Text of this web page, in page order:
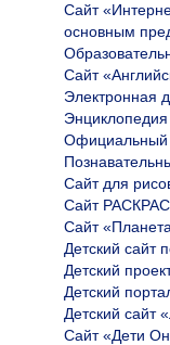
Сайт
основным
Сайт
Электронная
Официальный
Сайт для
Сайт
Сайт
Детский сайт
Детский
Детский
Детский сайт
Сайт «Дети